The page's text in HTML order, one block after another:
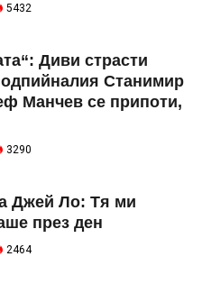
5432
Диви страсти
Станимир
Манчев се припоти,
3290
Джей Ло: Тя ми
през ден
2464